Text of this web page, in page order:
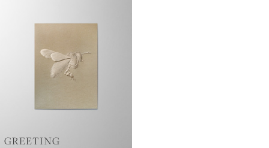
GREETING